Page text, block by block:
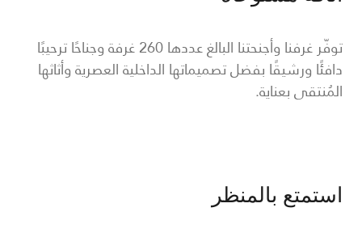
توفّر غرفنا وأجنحتنا البالغ عددها 260 غرفة وجناحًا ترحيبًا
دافئًا ورشيقًا بفضل تصميماتها الداخلية العصرية وأثاثها
المُنتقى بعناية.
استمتع بالمنظر